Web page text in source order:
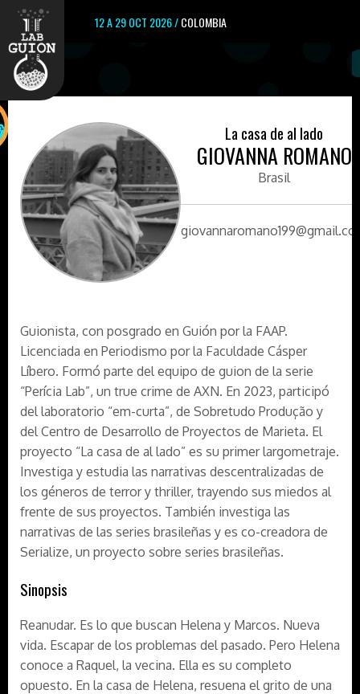
12 A 29 OCT 2026 /COLOMBIA
La casa de al lado
GIOVANNA ROMANO
Brasil
Guionista, con posgrado en Guión por la FAAP.
Licenciada en Periodismo por la Faculdade Cásper
Líbero. Formó parte del equipo de guion de la serie
“Perícia Lab”, un true crime de AXN. En 2023, participó
del laboratorio “em-curta”, de Sobretudo Produção y
del Centro de Desarrollo de Proyectos de Marieta. El
proyecto “La casa de al lado” es su primer largometraje.
Investiga y estudia las narrativas descentralizadas de
los géneros de terror y thriller, trayendo sus miedos al
frente de sus proyectos. También investiga las
narrativas de las series brasileñas y es co-creadora de
Serialize, un proyecto sobre series brasileñas.
Sinopsis
Reanudar. Es lo que buscan Helena y Marcos. Nueva
vida. Escapar de los problemas del pasado. Pero Helena
conoce a Raquel, la vecina. Ella es su completo
opuesto. En la casa de Helena, resuena el grito de una